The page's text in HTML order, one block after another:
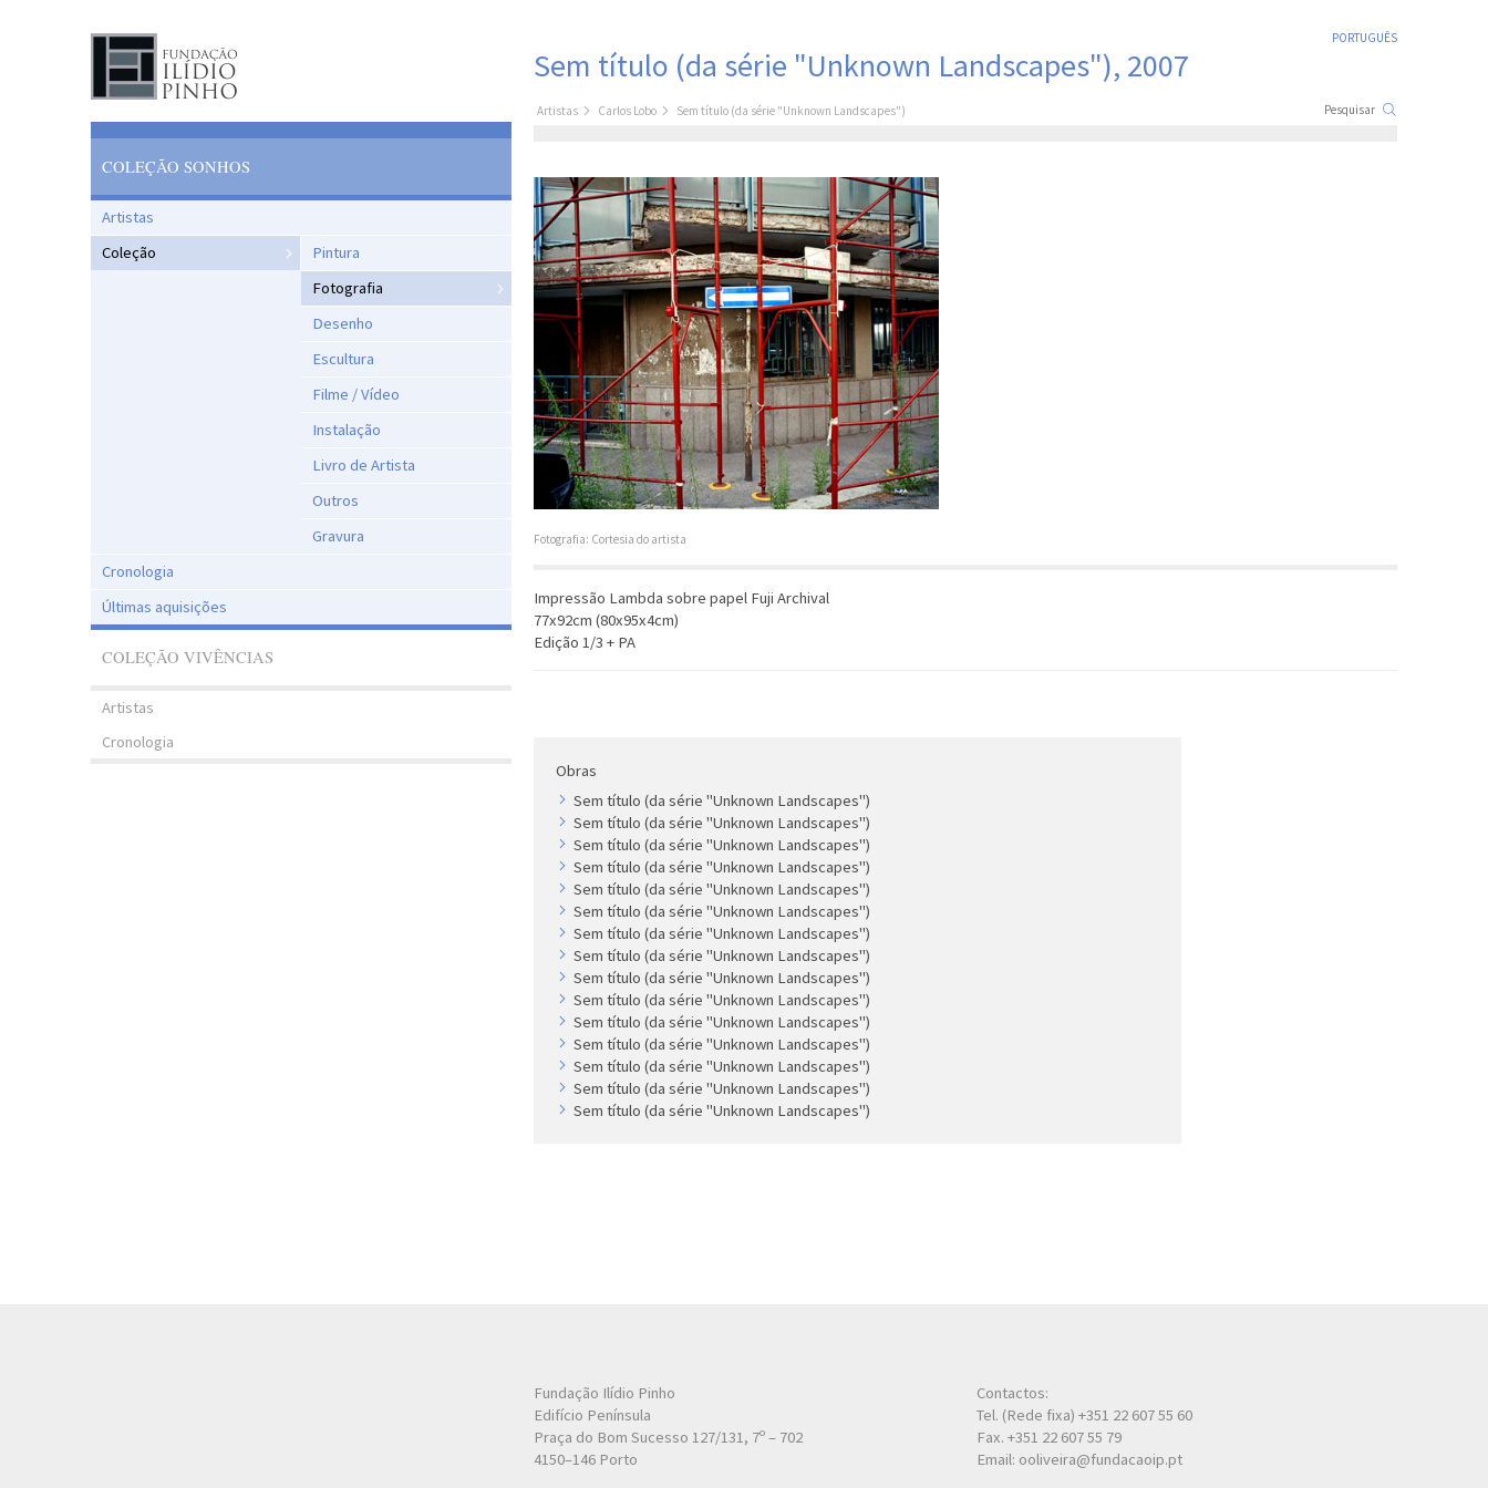
PORTUGUÊS
COLEÇÃO SONHOS
Artistas
Coleção
Pintura
Fotografia
Desenho
Escultura
Filme / Vídeo
Instalação
Livro de Artista
Outros
Gravura
Cronologia
Últimas aquisições
COLEÇÃO VIVÊNCIAS
Artistas
Cronologia
Sem título (da série "Unknown Landscapes"), 2007
Artistas Carlos Lobo Sem título (da série "Unknown Landscapes")
Fotografia: Cortesia do artista
Impressão Lambda sobre papel Fuji Archival
77x92cm (80x95x4cm)
Edição 1/3 + PA
Obras
Sem título (da série "Unknown Landscapes")
Sem título (da série "Unknown Landscapes")
Sem título (da série "Unknown Landscapes")
Sem título (da série "Unknown Landscapes")
Sem título (da série "Unknown Landscapes")
Sem título (da série "Unknown Landscapes")
Sem título (da série "Unknown Landscapes")
Sem título (da série "Unknown Landscapes")
Sem título (da série "Unknown Landscapes")
Sem título (da série "Unknown Landscapes")
Sem título (da série "Unknown Landscapes")
Sem título (da série "Unknown Landscapes")
Sem título (da série "Unknown Landscapes")
Sem título (da série "Unknown Landscapes")
Sem título (da série "Unknown Landscapes")
Fundação Ilídio Pinho
Edifício Península
Praça do Bom Sucesso 127/131, 7º – 702
4150–146 Porto
Contactos:
Tel. (Rede fixa) +351 22 607 55 60
Fax. +351 22 607 55 79
Email: ooliveira@fundacaoip.pt